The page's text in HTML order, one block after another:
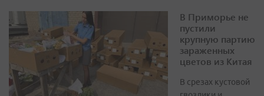
В Приморье не
пустили
крупную партию
зараженных
цветов из Китая
В срезах кустовой